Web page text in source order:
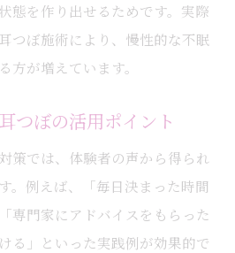
態を作り出せるためです。実際
つぼ施術により、慢性的な不眠
方が増えています。
つぼの活用ポイント
策では、体験者の声から得られ
。例えば、「毎日決まった時間
専門家にアドバイスをもらった
る」といった実践例が効果的で